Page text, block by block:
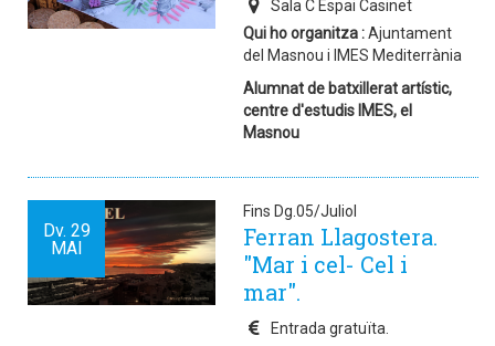
Sala C Espai Casinet
Qui ho organitza :Ajuntament
del Masnou i IMES Mediterrània
Alumnat de batxillerat artístic,
centre d'estudis IMES, el
Masnou
Dv. 29
MAI
Fins Dg.05/Juliol
Ferran Llagostera.
"Mar i cel- Cel i
mar".
Entrada gratuïta.